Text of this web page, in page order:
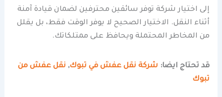
إلى اختيار شركة توفر سائقين محترفين لضمان قيادة آمنة
أثناء النقل. الاختيار الصحيح لا يوفر الوقت فقط، بل يقلل
من المخاطر المحتملة ويحافظ على ممتلكاتك.
قد تحتاج ايضا: شركة نقل عفش في تبوك, نقل عفش من
تبوك